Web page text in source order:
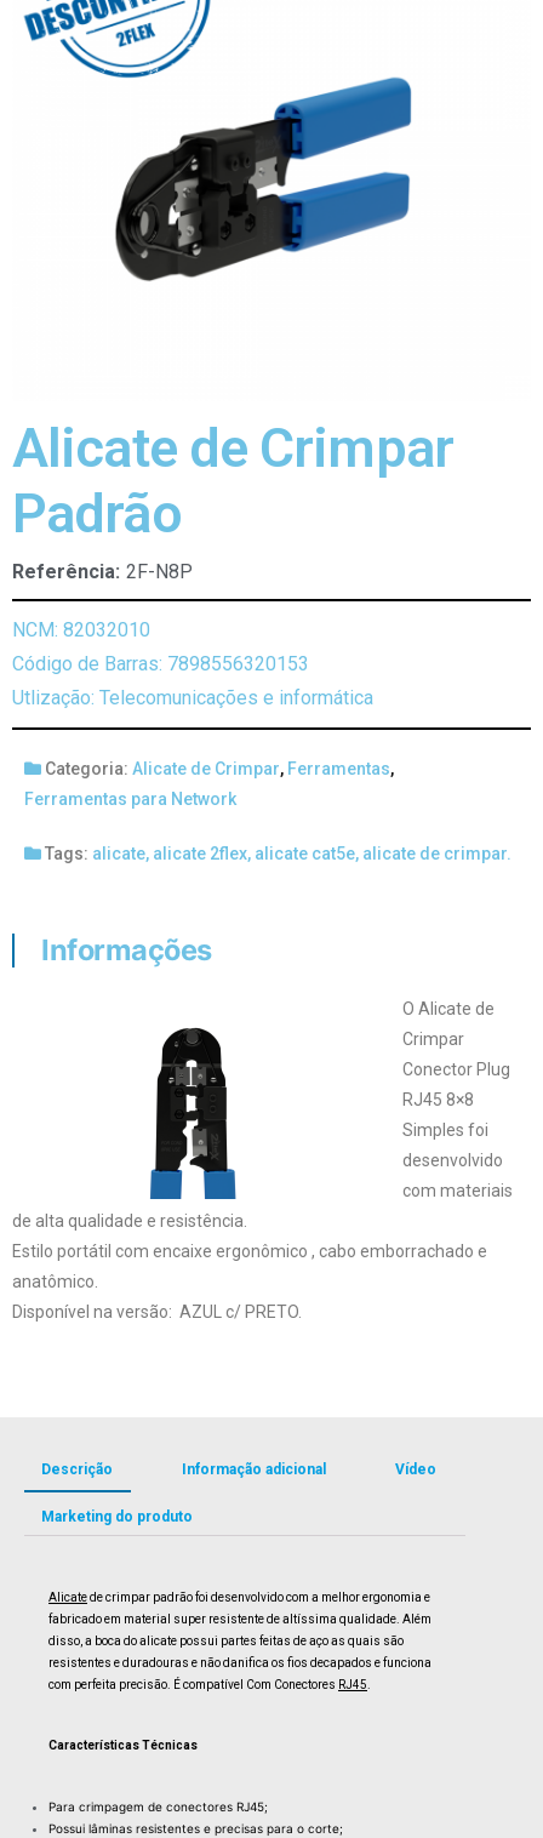
Alicate de Crimpar
Padrão
Referência: 2F-N8P
NCM: 82032010
Código de Barras: 7898556320153
Utlização: Telecomunicações e informática
Categoria: Alicate de Crimpar, Ferramentas,
Ferramentas para Network
Tags: alicate, alicate 2flex, alicate cat5e, alicate de crimpar.
Informações
O Alicate de
Crimpar
Conector Plug
RJ45 8×8
Simples foi
desenvolvido
com materiais
de alta qualidade e resistência.
Estilo portátil com encaixe ergonômico , cabo emborrachado e
anatômico.
Disponível na versão: AZUL c/ PRETO.
Descrição Informação adicional Vídeo
Marketing do produto
Alicatede crimpar padrão foi desenvolvido com a melhor ergonomia e
fabricado em material super resistente de altíssima qualidade. Além
disso, a boca do alicate possui partes feitas de aço as quais são
resistentes e duradouras e não danifica os fios decapados e funciona
com perfeita precisão. É compatível Com Conectores RJ45
Características Técnicas
Para crimpagem de conectores RJ45;
Possui lâminas resistentes e precisas para o corte;